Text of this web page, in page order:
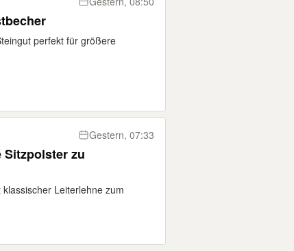
perfekt für größere
Gestern, 07:33
Sitzpolster zu
Leiterlehne zum